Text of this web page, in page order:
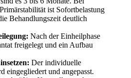
ist Sofortbelastung
Behandlungszeit deutlich
Nach der Einheilphase
freigelegt und ein Aufbau
Der individuelle
eingegliedert und angepasst.